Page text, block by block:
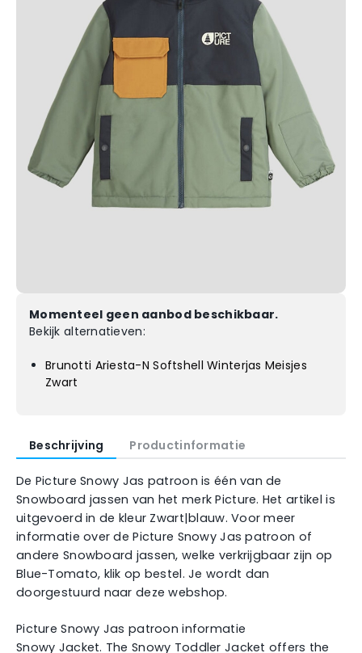
Momenteel geen aanbod beschikbaar.
Bekijk alternatieven:
Brunotti Ariesta-N Softshell Winterjas Meisjes
Zwart
Beschrijving Productinformatie
De Picture Snowy Jas patroon is één van de
Snowboard jassen van het merk Picture. Het artikel is
uitgevoerd in de kleur Zwart|blauw. Voor meer
informatie over de Picture Snowy Jas patroon of
andere Snowboard jassen, welke verkrijgbaar zijn op
Blue-Tomato, klik op bestel. Je wordt dan
doorgestuurd naar deze webshop.
Picture Snowy Jas patroon informatie
Snowy Jacket. The Snowy Toddler Jacket offers the